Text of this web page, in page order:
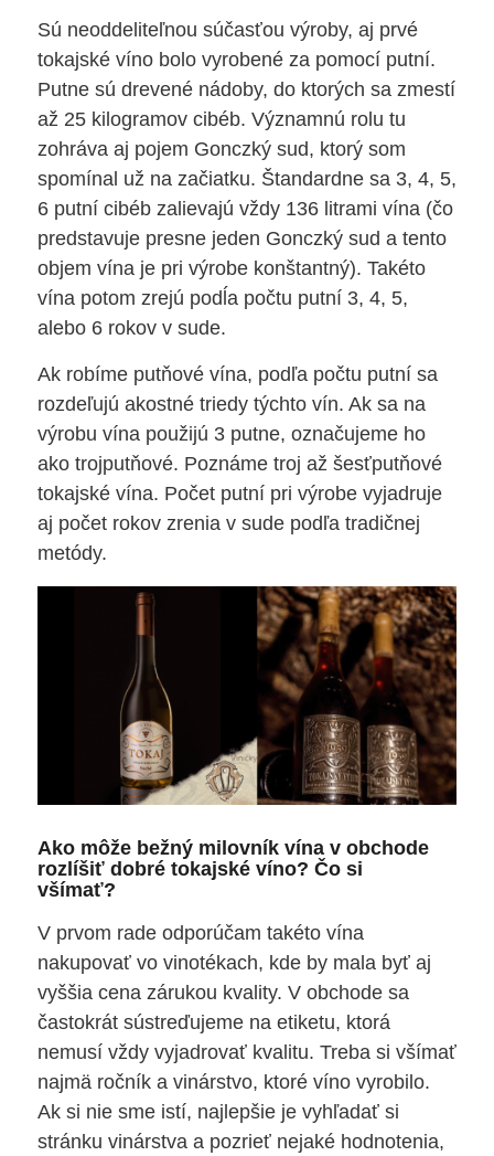
Sú neoddeliteľnou súčasťou výroby, aj prvé
tokajské víno bolo vyrobené za pomocí putní.
Putne sú drevené nádoby, do ktorých sa zmestí
až 25 kilogramov cibéb. Významnú rolu tu
zohráva aj pojem Gonczký sud, ktorý som
spomínal už na začiatku. Štandardne sa 3, 4, 5,
6 putní cibéb zalievajú vždy 136 litrami vína (čo
predstavuje presne jeden Gonczký sud a tento
objem vína je pri výrobe konštantný). Takéto
vína potom zrejú podĺa počtu putní 3, 4, 5,
alebo 6 rokov v sude.
Ak robíme putňové vína, podľa počtu putní sa
rozdeľujú akostné triedy týchto vín. Ak sa na
výrobu vína použijú 3 putne, označujeme ho
ako trojputňové. Poznáme troj až šesťputňové
tokajské vína. Počet putní pri výrobe vyjadruje
aj počet rokov zrenia v sude podľa tradičnej
metódy.
Ako môže bežný milovník vína v obchode
rozlíšiť dobré tokajské víno? Čo si
všímať?
V prvom rade odporúčam takéto vína
nakupovať vo vinotékach, kde by mala byť aj
vyššia cena zárukou kvality. V obchode sa
častokrát sústreďujeme na etiketu, ktorá
nemusí vždy vyjadrovať kvalitu. Treba si všímať
najmä ročník a vinárstvo, ktoré víno vyrobilo.
Ak si nie sme istí, najlepšie je vyhľadať si
stránku vinárstva a pozrieť nejaké hodnotenia,